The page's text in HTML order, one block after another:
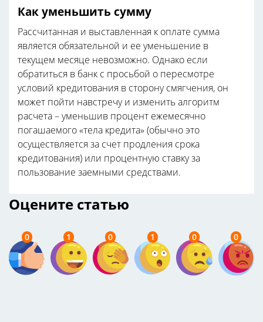
Как уменьшить сумму
Рассчитанная и выставленная к оплате сумма
является обязательной и ее уменьшение в
текущем месяце невозможно. Однако если
обратиться в банк с просьбой о пересмотре
условий кредитования в сторону смягчения, он
может пойти навстречу и изменить алгоритм
расчета – уменьшив процент ежемесячно
погашаемого «тела кредита» (обычно это
осуществляется за счет продления срока
кредитования) или процентную ставку за
пользование заемными средствами.
Оцените статью
0 1 0 1 0 0